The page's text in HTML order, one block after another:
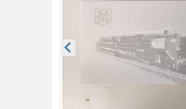
zurück blättern